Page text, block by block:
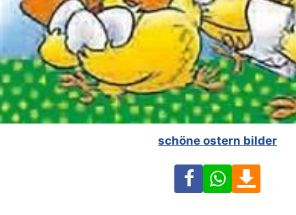
schöne ostern bilder
FacebookWhatsApp